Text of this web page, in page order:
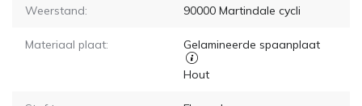
Weerstand: 90000Martindale cycli
Materiaal plaat: Gelamineerde spaanplaat
Hout